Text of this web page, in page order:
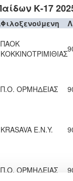
Κ-17
Φιλοξενούμενη
ΠΑΟΚ
ΚΟΚΚΙΝΟΤΡΙΜΙΘΙΑΣ
Π.Ο. ΟΡΜΗΔΕΙΑΣ
KRASAVA Ε.Ν.Y.
Π.Ο. ΟΡΜΗΔΕΙΑΣ